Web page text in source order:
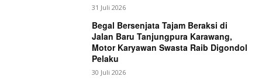
31 Juli 2026
Begal Bersenjata Tajam Beraksi di
Jalan Baru Tanjungpura Karawang,
Motor Karyawan Swasta Raib Digondol
Pelaku
30 Juli 2026